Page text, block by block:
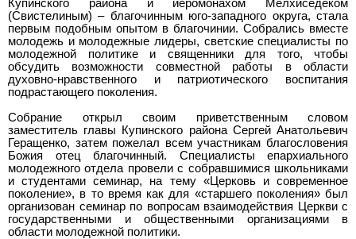
Купинского района и иеромонахом Мелхиседеком
(Свистелиным) – благочинным юго-западного округа, стала
первым подобным опытом в благочинии. Собрались вместе
молодежь и молодежные лидеры, светские специалисты по
молодежной политике и священники для того, чтобы
обсудить возможности совместной работы в области
духовно-нравственного и патриотического воспитания
подрастающего поколения.
Собрание открыл своим приветственным словом
заместитель главы Купинского района Сергей Анатольевич
Геращенко, затем пожелал всем участникам благословения
Божия отец благочинный. Специалисты епархиального
молодежного отдела провели с собравшимися школьниками
и студентами семинар, на тему «Церковь и современное
поколение», в то время как для «старшего поколения» был
организован семинар по вопросам взаимодействия Церкви с
государственными и общественными организациями в
области молодежной политики.